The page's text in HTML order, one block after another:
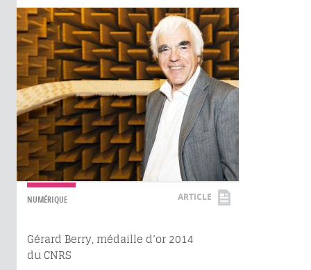
NUMÉRIQUE ARTICLE
Gérard Berry, médaille d’or 2014
du CNRS